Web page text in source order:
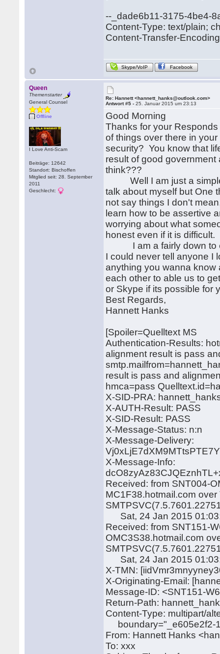
--_dade6b11-3175-4be4-
Content-Type: text/plain;
Content-Transfer-
Skype/VoIP Facebook
Queen
Themenstarter
General Counsel
Offline
I Love Anti-Scam
Beiträge: 12642
Standort: Bischoffen
Mitglied seit: 28. September
2011
Geschlecht:
Re: Hannett <hannett_hanks@outlook.com>
Antwort #5 -25. Januar 2015 um 23:13
Good Morning
Thanks for your
of things over there in
security? You know that
result of good
think???
Well I am just a simple
talk about myself but One
not say things I don't
learn how to be assertive
worrying about what
honest even if it is
I am a fairly down to
I could never tell anyone I
anything you wanna know
each other to able us to
or Skype if its possible
Best Regards,
Hannett Hanks
[Spoiler=Quelltext MS
Authentication-Results:
alignment result is pass
result is pass and
hmca=pass
X-SID-PRA:
X-AUTH-Result: PASS
X-SID-Result: PASS
X-Message-Status: n:n
X-Message-Delivery:
X-Message-Info:
Received: from SNT004-
MC1F38.hotmail.com
Sat, 24 Jan 2015
Received: from SNT151-
OMC3S38.hotmail.com
Sat, 24 Jan 2015
X-TMN:
X-Originating-Email:
Message-ID: <SNT151-
Return-Path:
Content-Type: multipart/
boundary="_e605e2f2-
From: Hannett Hanks
To: xxx